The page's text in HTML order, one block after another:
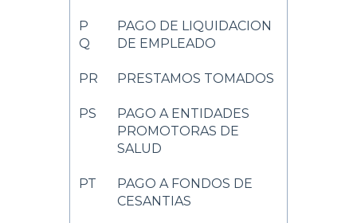
P
Q
PAGO DE LIQUIDACION
DE EMPLEADO
PR PRESTAMOS TOMADOS
PS
PAGO A ENTIDADES
PROMOTORAS DE
SALUD
PT
PAGO A FONDOS DE
CESANTIAS